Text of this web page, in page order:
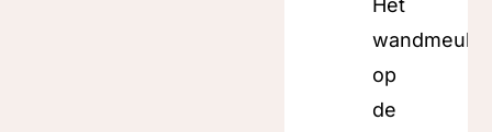
Het
op
de